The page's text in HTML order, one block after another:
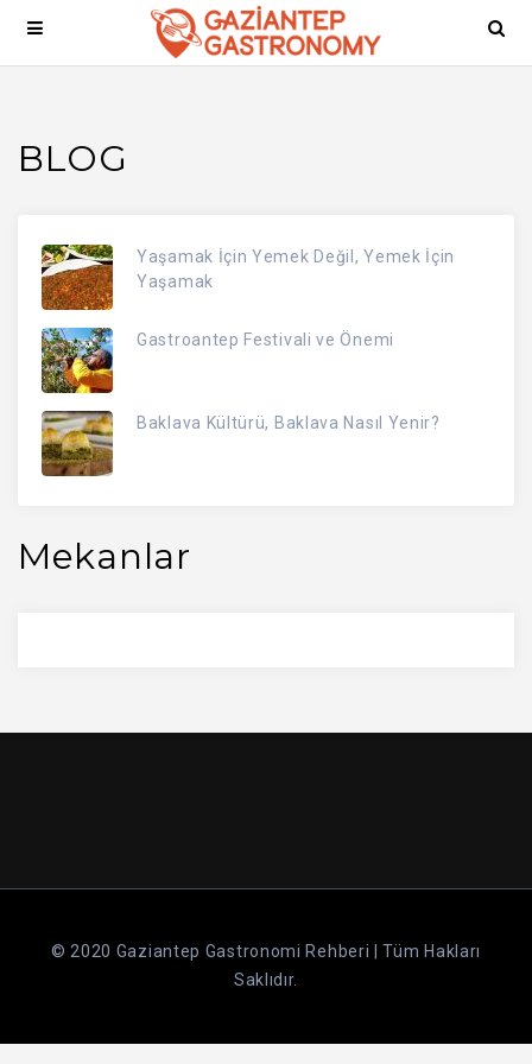
BLOG
Yaşamak İçin Yemek Değil, Yemek İçin
Yaşamak
Gastroantep Festivali ve Önemi
Baklava Kültürü, Baklava Nasıl Yenir?
Mekanlar
© 2020 Gaziantep Gastronomi Rehberi | Tüm Hakları
Saklıdır.